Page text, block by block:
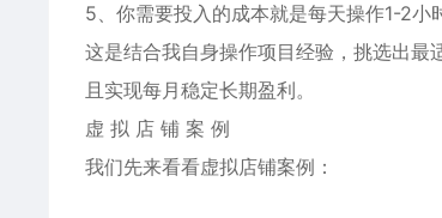
5、你需要投入的成本就是每天操作1-2小
这是结合我自身操作项目经验，挑选出
且实现每月稳定长期盈利。
虚 拟 店 铺 案 例
我们先来看看虚拟店铺案例：